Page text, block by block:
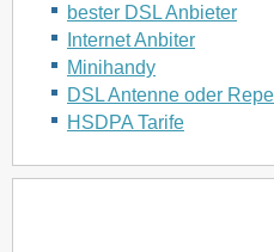
bester DSL Anbieter
Internet Anbiter
Minihandy
DSL Antenne oder
HSDPA Tarife